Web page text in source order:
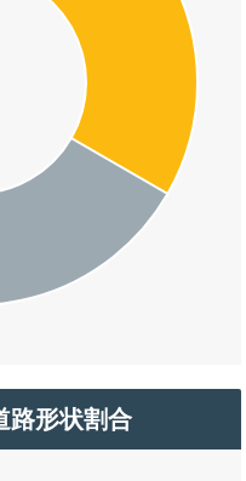
路形状割合